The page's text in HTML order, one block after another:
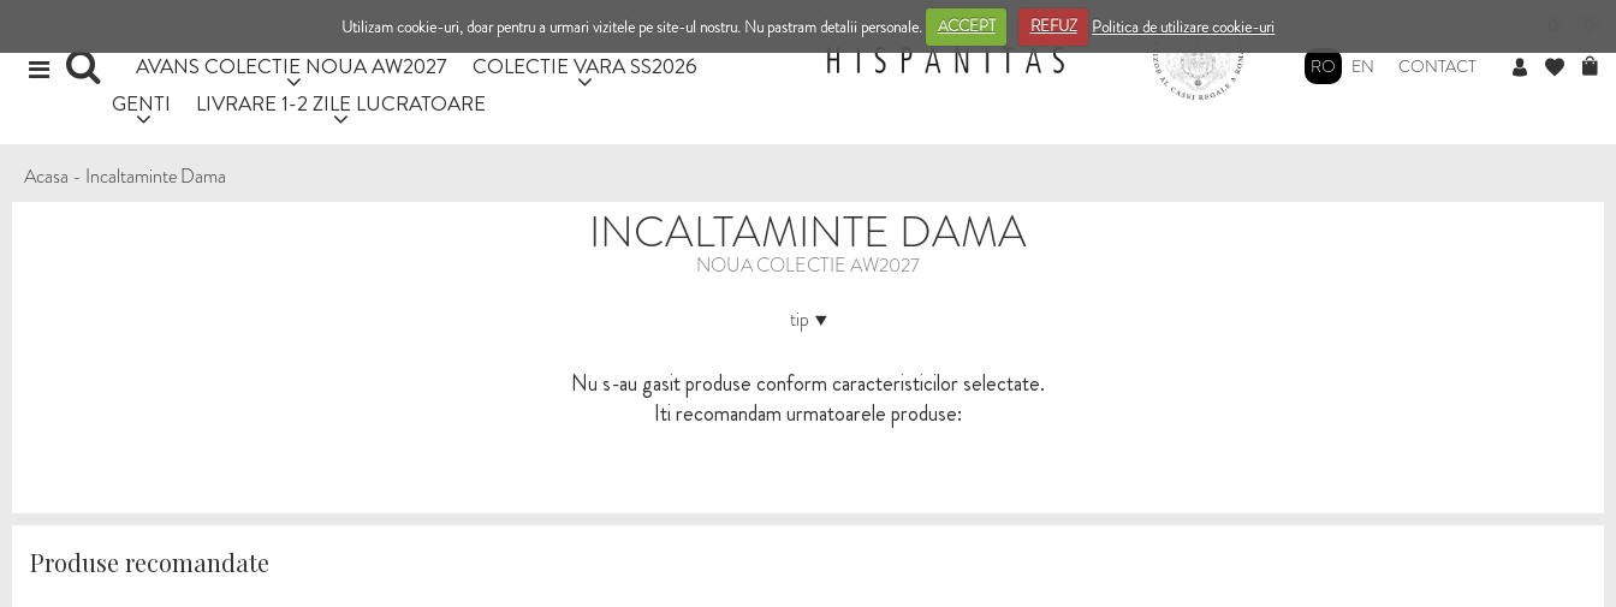
Utilizam cookie-uri, doar pentru a urmari vizitele pe site-ul nostru. Nu pastram detalii personale. ACCEPT REFUZ Politica de utilizare cookie-uri
AVANS COLECTIE NOUA AW2027
COLECTIE VARA SS2026
GENTI
LIVRARE 1-2 ZILE LUCRATOARE
RO EN CONTACT
Acasa - Incaltaminte Dama
INCALTAMINTE DAMA
NOUA COLECTIE AW2027
tip
Nu s-au gasit produse conform caracteristicilor selectate.
Iti recomandam urmatoarele produse:
Produse recomandate